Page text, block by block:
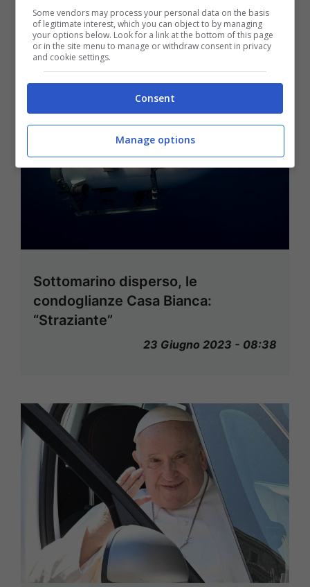
23 Giugno 2023 - 11:51
Sottomarino disperso, le
condoglianze Casa Bianca:
“Straziante”
23 Giugno 2023 - 08:38
Some vendors may process your personal data on the basis
of legitimate interest, which you can object to by managing
your options below. Look for a link at the bottom of this page
or in the site menu to manage or withdraw consent in privacy
and cookie settings.
Consent
Manage options